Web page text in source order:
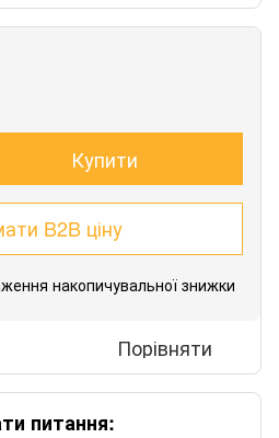
Купити
B2B ціну
накопичувальної знижки
Порівняти
питання: